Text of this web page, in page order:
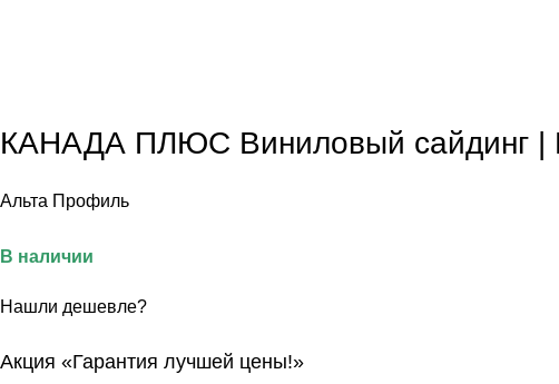
КАНАДА ПЛЮС Виниловый сайдинг |
Альта Профиль
В наличии
Нашли дешевле?
Акция «Гарантия лучшей цены!»